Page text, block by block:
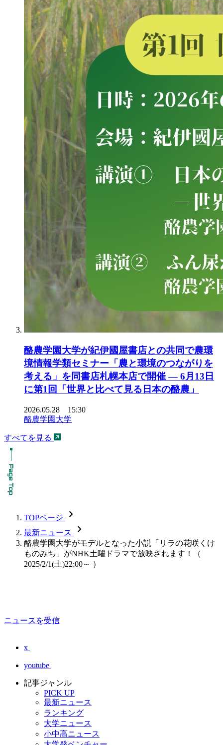
酪農学園大学が紀伊國屋書店との共同で農環
境情報学類セミナー「農と環境のつながりを
考える」を同書店札幌本店で開催 ― 6月13日
に第1回「世界と比べて見る日本の酪農」
2026.05.28 15:30
酪農学園大学
すべてを見る
TOPページ chevron_forward
最新ニュース chevron_forward
酪農学園大学がモデルとなった小説「リラの花咲くけ
ものみち」がNHK土曜ドラマで放映されます！（
2025/2/1(土)22:00～ ）
ニュースを受信
x
youtube
記事ジャンル
PICK UP
最新ニュース
ランキング
大学ニュース
小中高ニュース